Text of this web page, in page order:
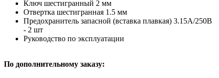
Ключ шестигранный 2 мм
Отвертка шестигранная 1.5 мм
Предохранитель запасной (вставка плавкая) 3.15А/250В
- 2 шт
Руководство по эксплуатации
По дополнительному заказу: